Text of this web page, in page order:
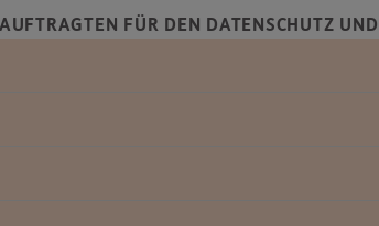
FÜR DEN DATENSCHUTZ